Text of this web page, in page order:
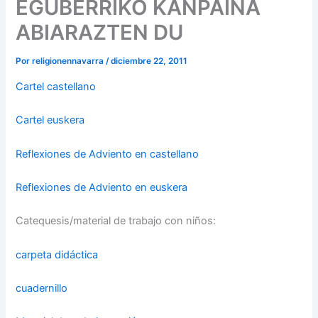
EGUBERRIKO KANPAINA
ABIARAZTEN DU
Porreligionennavarra/diciembre 22, 2011
Cartel castellano
Cartel euskera
Reflexiones de Adviento en castellano
Reflexiones de Adviento en euskera
Catequesis/material de trabajo con niños:
carpeta didáctica
cuadernillo